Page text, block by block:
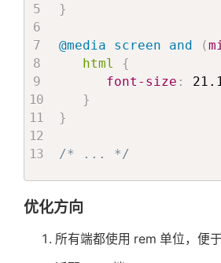
}
@media screen and (
html
{
font-size :
}
}
/* ... */
优化方向
所有端都使用 rem 单位，便